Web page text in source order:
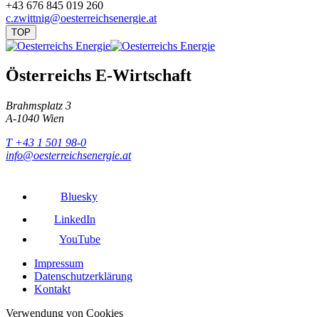
+43 676 845 019 260
c.zwittnig@oesterreichsenergie.at
TOP
Österreichs E-Wirtschaft
Brahmsplatz 3
A-1040 Wien
T +43 1 501 98-0
info@oesterreichsenergie.at
Bluesky
LinkedIn
YouTube
Impressum
Datenschutzerklärung
Kontakt
Verwendung von Cookies